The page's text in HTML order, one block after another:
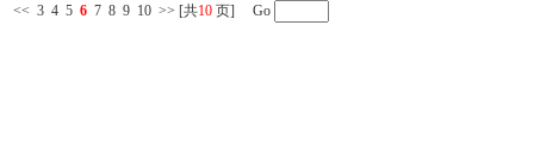
<< 3 4 5 6 7 8 9 10 >> [共10 页] Go